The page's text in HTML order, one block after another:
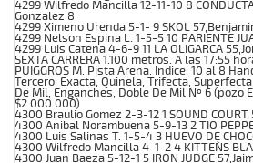
4299 Wilfredo Mancilla 12-11-10 8
Gonzalez 8
4299 Ximeno Urenda 5-1- 9 SKOL
4299 Nelson Espina L. 1-5-5 10 PARIENTE
4299 Luis Catena 4-6-9 11 LA OLIGARCA
SEXTA CARRERA 1.100 metros. A las 17:55
PUIGGROS M. Pista Arena. Indice: 10 al 8
Tercero, Exacta, Quinela, Trifecta,
De Mil, Enganches, Doble De Mil Nº 6 (pozo
$2.000.000)
4300 Braulio Gomez 2-3-12 1 SOUND
4300 Anibal Norambuena 5-9-13 2 TIO
4300 Luis Salinas T. 1-5-4 3 HUEVO DE
4300 Wilfredo Mancilla 4-1-2 4 KITTEN`S
4300 Juan Baeza 5-12-1 5 IRON JUDGE